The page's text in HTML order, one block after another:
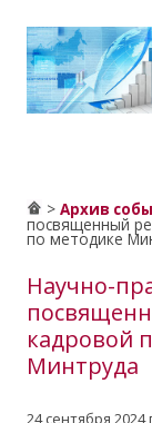
потребности в
> Архив
посвященный
по методике
Научно-
кадровой
Минтруда
24 сентября